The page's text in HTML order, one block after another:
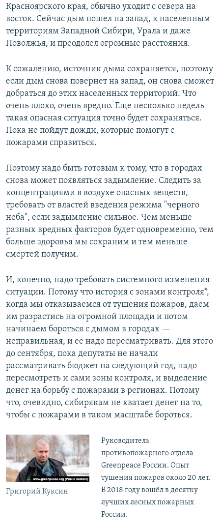
Красноярского края, обычно уходит с севера на
восток. Сейчас дым пошел на запад, к населенным
территориям Западной Сибири, Урала и даже
Поволжья, и преодолел огромные расстояния.
К сожалению, источник дыма сохраняется, поэтому
если дым снова повернет на запад, он снова сможет
добраться до этих населенных территорий. Что
очень плохо, очень вредно. Еще несколько недель
такая опасная ситуация точно будет сохраняться.
Пока не пойдут дожди, которые помогут с
пожарами справиться.
Поэтому надо быть готовым к тому, что в городах
снова может появляться задымление. Следить за
концентрациями в воздухе опасных веществ,
требовать от властей введения режима "черного
неба", если задымление сильное. Чем меньше
разных вредных факторов будет одновременно, тем
больше здоровья мы сохраним и тем меньше
смертей получим.
И, конечно, надо требовать системного изменения
ситуации. Потому что история с зонами контроля*,
когда мы отказываемся от тушения пожаров, даем
им разрастись на огромной площади и потом
начинаем бороться с дымом в городах —
неправильная, и ее надо пересматривать. Для этого
до сентября, пока депутаты не начали
рассматривать бюджет на следующий год, надо
пересмотреть и сами зоны контроля, и выделение
денег на борьбу с пожарами в регионах. Потому
что, очевидно, сибирякам не хватает денег на то,
чтобы с пожарами в таком масштабе бороться.
Григорий Куксин
Руководитель
противопожарного отдела
Greenpeace России. Опыт
тушения пожаров около 20 лет.
В 2018 году вошёл в десятку
лучших лесных пожарных
России.